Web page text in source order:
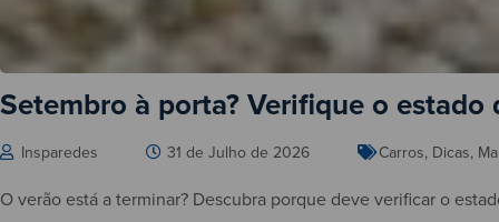
Setembro à porta? Verifique o
Insparedes 31 de Julho de 2026 Carros, Dicas,
O verão está a terminar? Descubra porque deve verificar o